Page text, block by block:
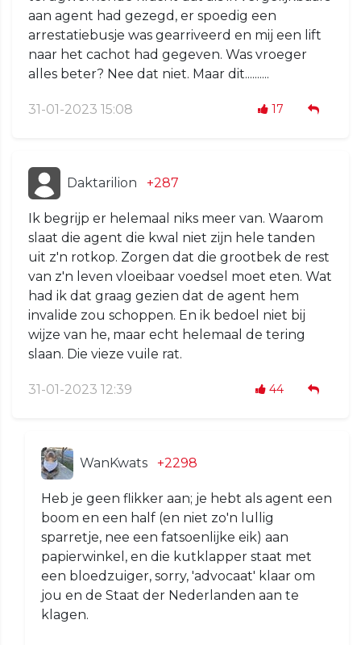
aan agent had gezegd, er spoedig een
arrestatiebusje was gearriveerd en mij een lift
naar het cachot had gegeven. Was vroeger
alles beter? Nee dat niet. Maar dit..........
31-01-2023 15:08 17
Daktarilion +287
Ik begrijp er helemaal niks meer van. Waarom
slaat die agent die kwal niet zijn hele tanden
uit z'n rotkop. Zorgen dat die grootbek de rest
van z'n leven vloeibaar voedsel moet eten. Wat
had ik dat graag gezien dat de agent hem
invalide zou schoppen. En ik bedoel niet bij
wijze van he, maar echt helemaal de tering
slaan. Die vieze vuile rat.
31-01-2023 12:39 44
WanKwats +2298
Heb je geen flikker aan; je hebt als agent een
boom en een half (en niet zo'n lullig
sparretje, nee een fatsoenlijke eik) aan
papierwinkel, en die kutklapper staat met
een bloedzuiger, sorry, 'advocaat' klaar om
jou en de Staat der Nederlanden aan te
klagen.